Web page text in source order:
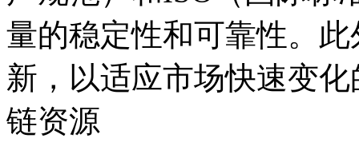
量的稳定性和可靠性。
新，以适应市场快速变
链资源